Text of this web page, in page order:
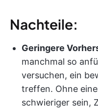
Nachteile:
Geringere
manchmal so
versuchen, ein
treffen. Ohne
schwieriger sein,